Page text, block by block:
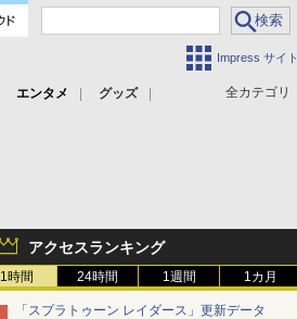
Impress サイト
全カテゴリ
エンタメ
グッズ
アクセスランキング
1時間 24時間 1週間 1カ月
「スプラトゥーン レイダース」更新データ